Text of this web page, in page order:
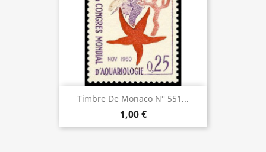
Timbre De Monaco N° 551...
1,00 €